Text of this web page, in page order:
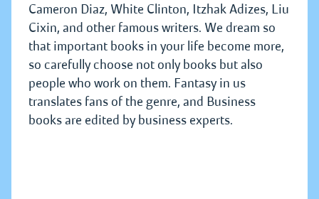
Cameron Diaz, White Clinton, Itzhak Adizes, Liu
Cixin, and other famous writers. We dream so
that important books in your life become more,
so carefully choose not only books but also
people who work on them. Fantasy in us
translates fans of the genre, and Business
books are edited by business experts.